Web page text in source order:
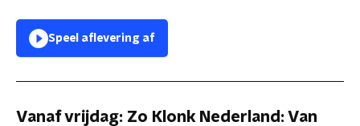
Speel aflevering af
Vanaf vrijdag: Zo Klonk Nederland: Van